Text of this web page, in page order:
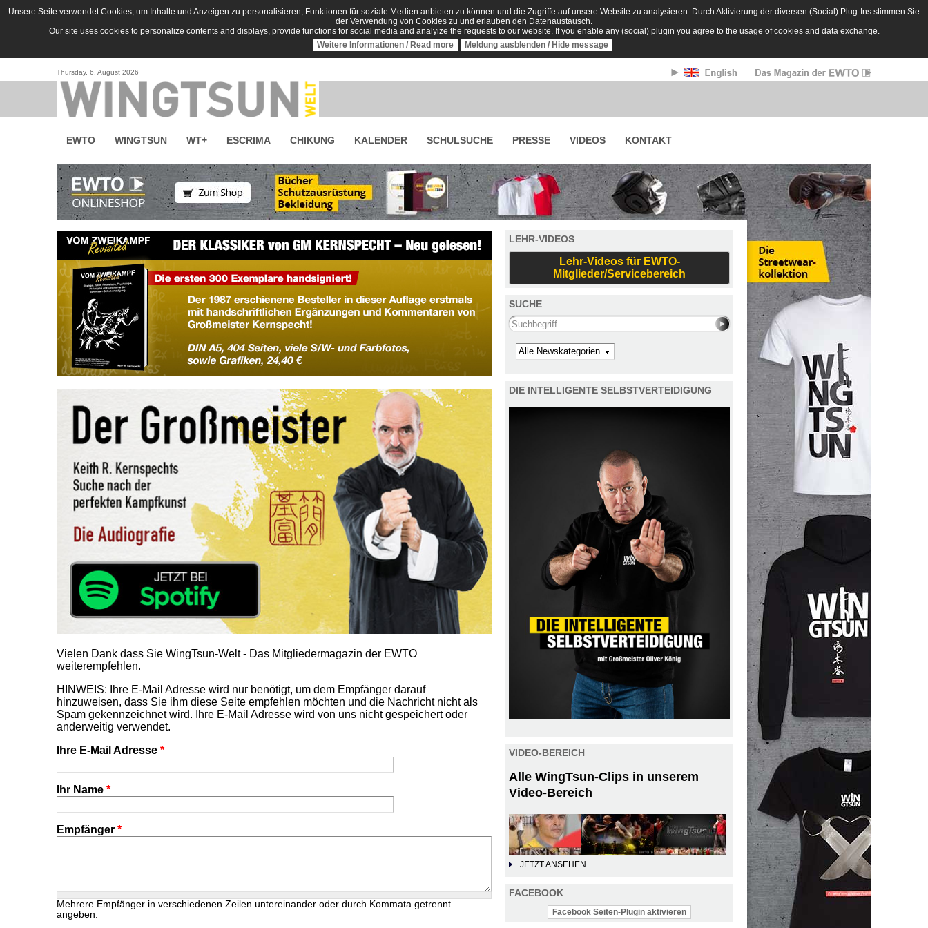
Direkt zum Inhalt
Unsere Seite verwendet Cookies, um Inhalte und Anzeigen zu personalisieren, Funktionen für soziale Medien anbieten zu können und die Zugriffe auf unsere Website zu analysieren. Durch Aktivierung der diversen (Social) Plug-Ins stimmen Sie
der Verwendung von Cookies zu und erlauben den Datenaustausch.
Our site uses cookies to personalize contents and displays, provide functions for social media and analyize the requests to our website. If you enable any (social) plugin you agree to the usage of cookies and data exchange.
Weitere Informationen / Read more
Meldung ausblenden / Hide message
Thursday, 6. August 2026
EWTO WINGTSUN WT+ ESCRIMA CHIKUNG KALENDER SCHULSUCHE PRESSE VIDEOS KONTAKT
Vielen Dank dass Sie WingTsun-Welt - Das Mitgliedermagazin der EWTO
weiterempfehlen.
HINWEIS: Ihre E-Mail Adresse wird nur benötigt, um dem Empfänger darauf
hinzuweisen, dass Sie ihm diese Seite empfehlen möchten und die Nachricht nicht als
Spam gekennzeichnet wird. Ihre E-Mail Adresse wird von uns nicht gespeichert oder
anderweitig verwendet.
Ihre E-Mail Adresse *
Ihr Name *
Empfänger *
Mehrere Empfänger in verschiedenen Zeilen untereinander oder durch Kommata getrennt
angeben.
LEHR-VIDEOS
Lehr-Videos für EWTO-
Mitglieder/Servicebereich
SUCHE
Search this site
Kategorie
DIE INTELLIGENTE SELBSTVERTEIDIGUNG
VIDEO-BEREICH
Alle WingTsun-Clips in unserem
Video-Bereich
JETZT ANSEHEN
FACEBOOK
Facebook Seiten-Plugin aktivieren